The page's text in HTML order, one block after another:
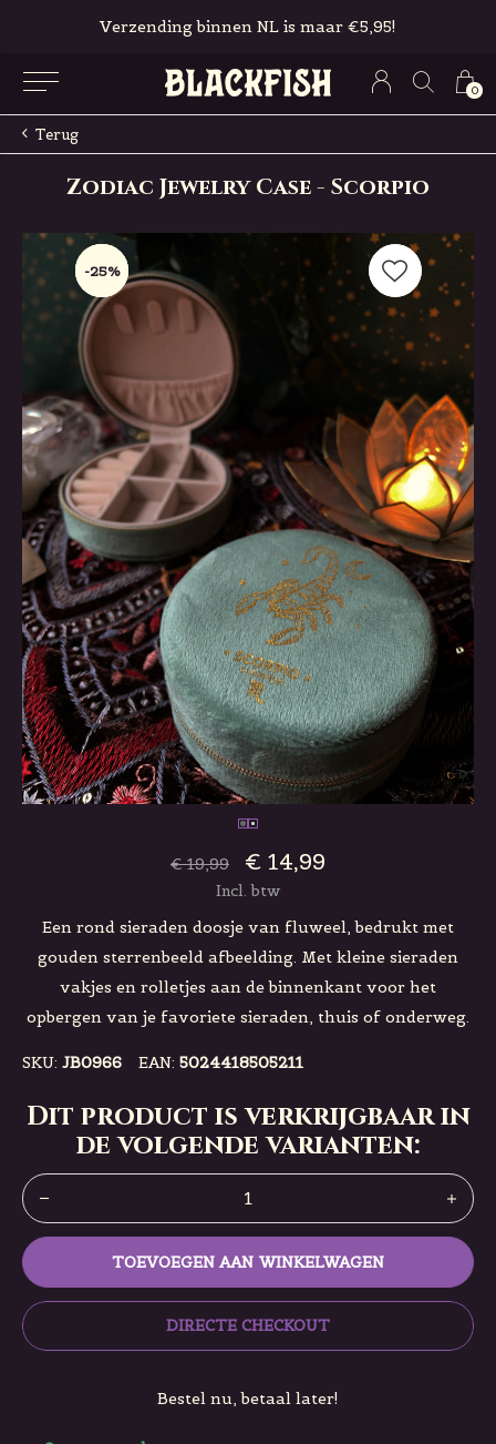
0
Verzending binnen NL is maar €5,95!
Terug
Zodiac Jewelry Case - Scorpio
-25%
-25%
-25%
€ 19,99 € 14,99
Incl. btw
Een rond sieraden doosje van fluweel, bedrukt met
gouden sterrenbeeld afbeelding. Met kleine sieraden
vakjes en rolletjes aan de binnenkant voor het
opbergen van je favoriete sieraden, thuis of onderweg.
SKU: JB0966 EAN: 5024418505211
Dit product is verkrijgbaar in
de volgende varianten:
TOEVOEGEN AAN WINKELWAGEN
DIRECTE CHECKOUT
Bestel nu, betaal later!